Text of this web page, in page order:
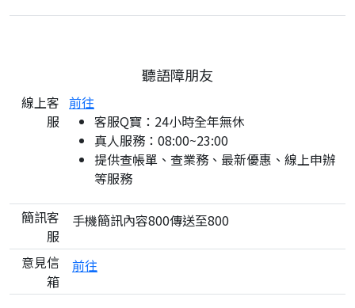
聽語障朋友
線上客
服
前往
客服Q寶：24小時全年無休
真人服務：08:00~23:00
提供查帳單、查業務、最新優惠、線上申辦
等服務
簡訊客
服
手機簡訊內容800傳送至800
意見信
箱
前往